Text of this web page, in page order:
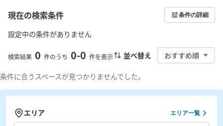
現在の検索条件 条件の詳細
設定中の条件がありません
検索結果 0 件のうち 0-0 件を表示 並べ替え おすすめ順
条件に合うスペースが見つかりませんでした。
エリア エリア一覧